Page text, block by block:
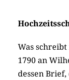
Was
1790 an
dessen